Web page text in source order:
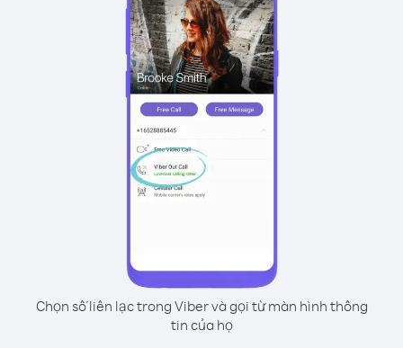
Chọn số liên lạc trong Viber và gọi từ màn hình thông
tin của họ